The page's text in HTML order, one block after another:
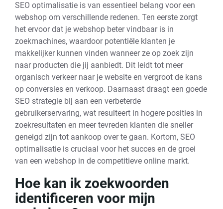
SEO optimalisatie is van essentieel belang voor een
webshop om verschillende redenen. Ten eerste zorgt
het ervoor dat je webshop beter vindbaar is in
zoekmachines, waardoor potentiële klanten je
makkelijker kunnen vinden wanneer ze op zoek zijn
naar producten die jij aanbiedt. Dit leidt tot meer
organisch verkeer naar je website en vergroot de kans
op conversies en verkoop. Daarnaast draagt een goede
SEO strategie bij aan een verbeterde
gebruikerservaring, wat resulteert in hogere posities in
zoekresultaten en meer tevreden klanten die sneller
geneigd zijn tot aankoop over te gaan. Kortom, SEO
optimalisatie is cruciaal voor het succes en de groei
van een webshop in de competitieve online markt.
Hoe kan ik zoekwoorden
identificeren voor mijn